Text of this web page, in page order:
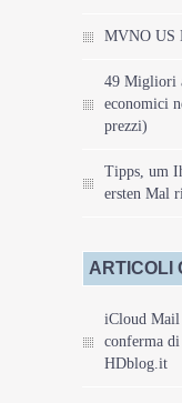
MVNO US
49 Migliori
economici
prezzi)
Tipps, um
ersten Mal
ARTICOLI
iCloud Mail
conferma
HDblog.it